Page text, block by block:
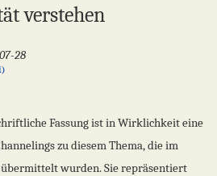
verstehen
28
Fassung ist in Wirklichkeit eine
zu diesem Thema, die im
wurden. Sie repräsentiert